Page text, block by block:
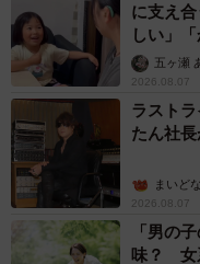
に支え
しい」
五ヶ瀬
2026.08.07
ラスト
たん社
まいど
2026.08.07
「男の
味？ 女